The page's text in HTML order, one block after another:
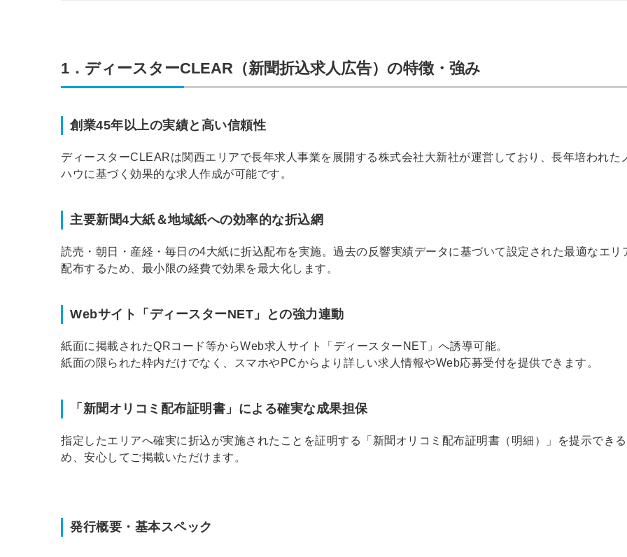
1．ディースターCLEAR（新聞折込求人広告）の特徴・強み
創業45年以上の実績と高い信頼性
ディースターCLEARは関西エリアで長年求人事業を展開する株式会社大新社が運営しており、長年培われた
ハウに基づく効果的な求人作成が可能です。
主要新聞4大紙＆地域紙への効率的な折込網
読売・朝日・産経・毎日の4大紙に折込配布を実施。過去の反響実績データに基づいて設定された最適なエリ
配布するため、最小限の経費で効果を最大化します。
Webサイト「ディースターNET」との強力連動
紙面に掲載されたQRコード等からWeb求人サイト「ディースターNET」へ誘導可能。
紙面の限られた枠内だけでなく、スマホやPCからより詳しい求人情報やWeb応募受付を提供できます。
「新聞オリコミ配布証明書」による確実な成果担保
指定したエリアへ確実に折込が実施されたことを証明する「新聞オリコミ配布証明書（明細）」を提示でき
め、安心してご掲載いただけます。
発行概要・基本スペック
ログイン
簡単10
会員登録
メールアドレス
採用課題
頼れる